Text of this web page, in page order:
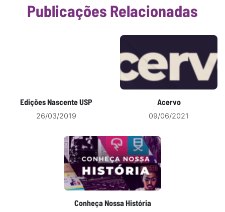
Publicações Relacionadas
Edições Nascente USP
26/03/2019
Acervo
09/06/2021
Conheça Nossa História